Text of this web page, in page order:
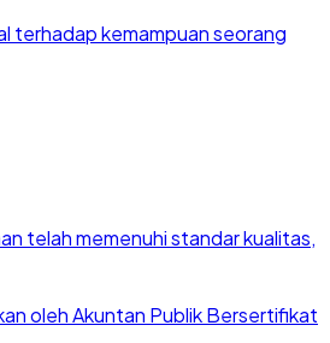
terhadap kemampuan seorang
telah memenuhi standar kualitas,
oleh Akuntan Publik Bersertifikat